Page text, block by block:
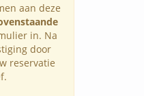
aan deze
in. Na
door
reservatie